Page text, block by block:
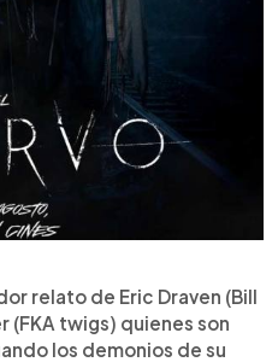
relato de Eric Draven (Bill
(FKA twigs) quienes son
los demonios de su